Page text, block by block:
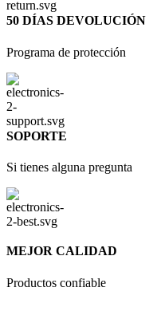
50 DÍAS DEVOLUCIÓN
Programa de protección
SOPORTE
Si tienes alguna pregunta
MEJOR CALIDAD
Productos confiable